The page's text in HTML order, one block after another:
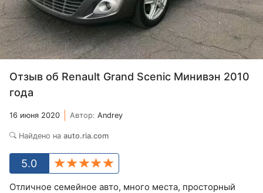
Отзыв об Renault Grand Scenic Минивэн 2010
года
16 июня 2020 Автор: Andrey
Найдено на auto.ria.com
5.0
Отличное семейное авто, много места, просторный